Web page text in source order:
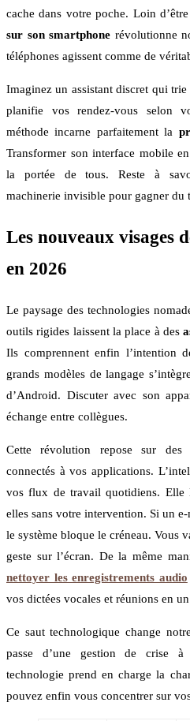
cache dans votre poche. Loin
sur son smartphone révolutionne
téléphones agissent comme de
Imaginez un assistant discret qui
planifie vos rendez-vous selon
méthode incarne parfaitement la
Transformer son interface mobile
la portée de tous. Reste à
machinerie invisible pour gagner du
Les nouveaux visages
en 2026
Le paysage des technologies
outils rigides laissent la place à des
Ils comprennent enfin l’intention
grands modèles de langage
d’Android. Discuter avec son
échange entre collègues.
Cette révolution repose sur des
connectés à vos applications.
vos flux de travail quotidiens. Elle
elles sans votre intervention. Si un
le système bloque le créneau. Vous
geste sur l’écran. De la même
nettoyer les enregistrements audio
vos dictées vocales et réunions en
Ce saut technologique change
passe d’une gestion de crise
technologie prend en charge la
pouvez enfin vous concentrer sur